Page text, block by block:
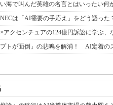
海で叫んだ英雄の名言とはいったい何
は「AI需要の手応え」をどう語っ
アクセンチュアの124億円訴訟に学ぶ、
プトが面倒」の悲鳴を解消！ AI定着の